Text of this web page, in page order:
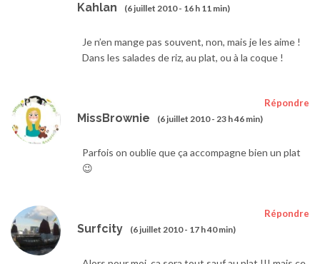
Kahlan (6 juillet 2010 - 16 h 11 min)
Je n’en mange pas souvent, non, mais je les aime !
Dans les salades de riz, au plat, ou à la coque !
MissBrownie (6 juillet 2010 - 23 h 46 min)
Répondre
Parfois on oublie que ça accompagne bien un plat
😉
Surfcity (6 juillet 2010 - 17 h 40 min)
Répondre